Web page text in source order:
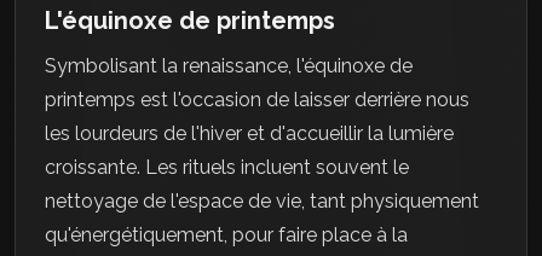
L'équinoxe de printemps
Symbolisant la renaissance, l'équinoxe de
printemps est l'occasion de laisser derrière nous
les lourdeurs de l'hiver et d'accueillir la lumière
croissante. Les rituels incluent souvent le
nettoyage de l'espace de vie, tant physiquement
qu'énergétiquement, pour faire place à la